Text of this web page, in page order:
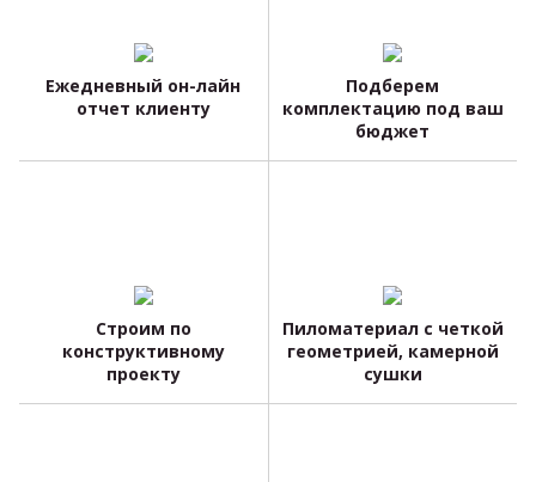
Ежедневный он-лайн
отчет клиенту
Подберем
комплектацию под ваш
бюджет
Строим по
конструктивному
проекту
Пиломатериал с четкой
геометрией, камерной
сушки